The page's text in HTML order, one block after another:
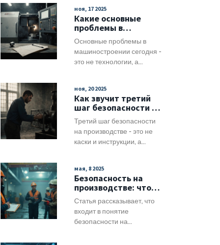
люди стали частью машин.
Как изменилась жизнь,
экономика и общество
после появления паровых
двигателей и массового
производства.
ноя, 17 2025
Какие основные
проблемы в
машиностроении
сегодня?
Основные проблемы в
машиностроении сегодня -
это не технологии, а
отсутствие данных, брак
из-за слабого контроля и
нехватка
квалифицированных
кадров. Как исправить это
без дорогих решений.
ноя, 20 2025
Как звучит третий
шаг безопасности на
производстве:
практическое
руководство
Третий шаг безопасности
на производстве - это не
каски и инструкции, а
делать безопасно, даже
если никто не смотрит. Как
её развить и почему это
спасает жизни.
мая, 8 2025
Безопасность на
производстве: что
реально важно
Статья рассказывает, что
входит в понятие
безопасности на